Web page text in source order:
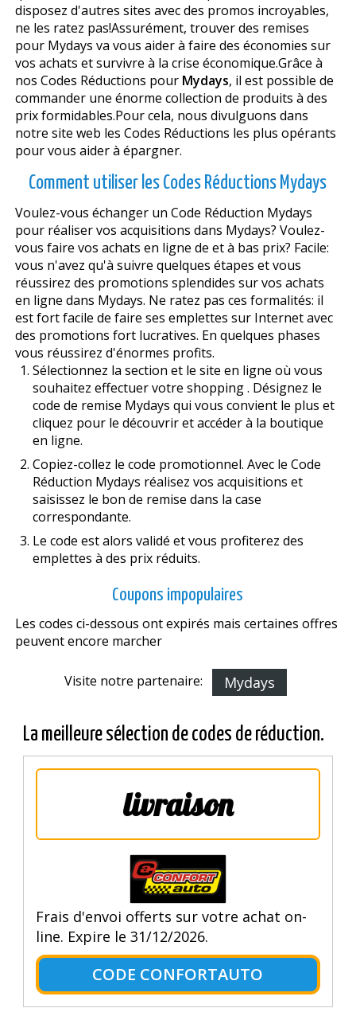
disposez d'autres sites avec des promos incroyables,
ne les ratez pas!Assurément, trouver des remises
pour Mydays va vous aider à faire des économies sur
vos achats et survivre à la crise économique.Grâce à
nos Codes Réductions pour Mydays, il est possible de
commander une énorme collection de produits à des
prix formidables.Pour cela, nous divulguons dans
notre site web les Codes Réductions les plus opérants
pour vous aider à épargner.
Comment utiliser les Codes Réductions Mydays
Voulez-vous échanger un Code Réduction Mydays
pour réaliser vos acquisitions dans Mydays? Voulez-
vous faire vos achats en ligne de et à bas prix? Facile:
vous n'avez qu'à suivre quelques étapes et vous
réussirez des promotions splendides sur vos achats
en ligne dans Mydays. Ne ratez pas ces formalités: il
est fort facile de faire ses emplettes sur Internet avec
des promotions fort lucratives. En quelques phases
vous réussirez d'énormes profits.
Sélectionnez la section et le site en ligne où vous
souhaitez effectuer votre shopping . Désignez le
code de remise Mydays qui vous convient le plus et
cliquez pour le découvrir et accéder à la boutique
en ligne.
Copiez-collez le code promotionnel. Avec le Code
Réduction Mydays réalisez vos acquisitions et
saisissez le bon de remise dans la case
correspondante.
Le code est alors validé et vous profiterez des
emplettes à des prix réduits.
Coupons impopulaires
Les codes ci-dessous ont expirés mais certaines offres
peuvent encore marcher
Visite notre partenaire: Mydays
La meilleure sélection de codes de réduction.
livraison
Frais d'envoi offerts sur votre achat on-
line. Expire le 31/12/2026.
CODE CONFORTAUTO